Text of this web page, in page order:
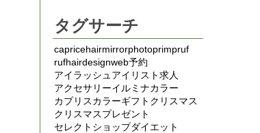
タグサーチ
capricehairmirrorphotoprimpruf
rufhairdesignweb予約
アイラッシュ アイリスト求人
アクセサリーイルミナカラー
カプリスカラーギフト クリスマス
クリスマスプレゼント
セレクトショップダイエット